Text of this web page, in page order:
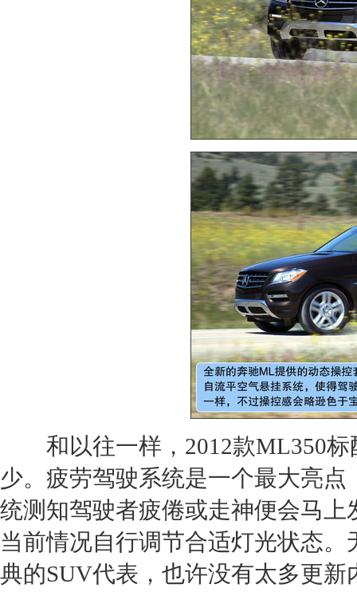
和以往一样，2012款ML350标
少。疲劳驾驶系统是一个最大亮
统测知驾驶者疲倦或走神便会马
当前情况自行调节合适灯光状态。
典的SUV代表，也许没有太多更